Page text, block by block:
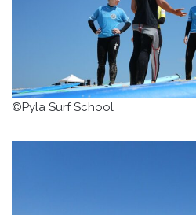
©Pyla Surf School